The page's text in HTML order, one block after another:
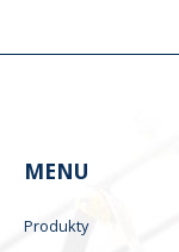
MENU
Produkty